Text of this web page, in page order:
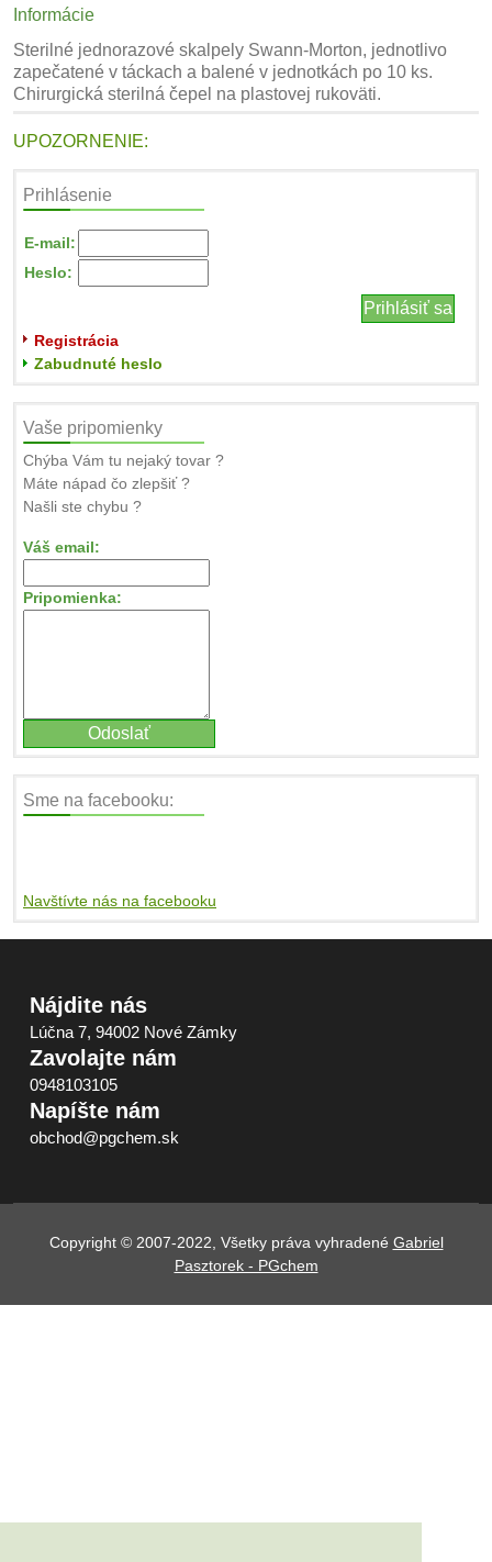
Informácie
Sterilné jednorazové skalpely Swann-Morton, jednotlivo
zapečatené v táckach a balené v jednotkách po 10 ks.
Chirurgická sterilná čepel na plastovej rukoväti.
UPOZORNENIE:
Prihlásenie
E-mail:
Heslo:
Registrácia
Zabudnuté heslo
Vaše pripomienky
Chýba Vám tu nejaký tovar ?
Máte nápad čo zlepšiť ?
Našli ste chybu ?
Váš email:
Pripomienka:
Sme na facebooku:
Navštívte nás na facebooku
Nájdite nás
Lúčna 7, 94002 Nové Zámky
Zavolajte nám
0948103105
Napíšte nám
obchod@pgchem.sk
Copyright © 2007-2022, Všetky práva vyhradené Gabriel
Pasztorek - PGchem